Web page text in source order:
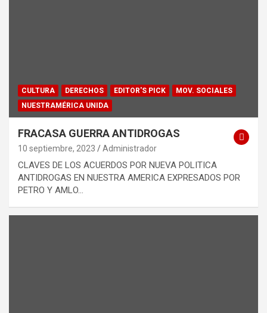
CULTURA DERECHOS EDITOR'S PICK
MOV. SOCIALES
NUESTRAMÉRICA UNIDA
FRACASA GUERRA ANTIDROGAS
10 septiembre, 2023 Administrador
CLAVES DE LOS ACUERDOS POR NUEVA POLITICA
ANTIDROGAS EN NUESTRA AMERICA EXPRESADOS POR
PETRO Y AMLO…